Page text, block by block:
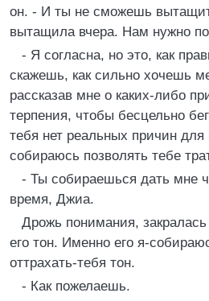
он. - И ты не сможешь
вытащила вчера. Нам нужно
- Я согласна, но это, как
скажешь, как сильно хочешь
рассказав мне о каких-либо
терпения, чтобы бесцельно
тебя нет реальных причин
собираюсь позволять тебе
- Ты собираешься дать мне
время, Джиа.
Дрожь понимания,
его тон. Именно его я-
оттрахать-тебя тон.
- Как пожелаешь.